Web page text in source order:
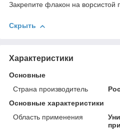
Закрепите флакон на ворсистой
Скрыть
Характеристики
Основные
Страна производитель
Основные характеристики
Область применения